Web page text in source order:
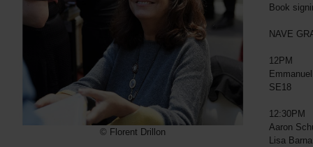
© Florent Drillon
Book
NAVE
12PM
SE18
12:30PM
Aaron
Lisa